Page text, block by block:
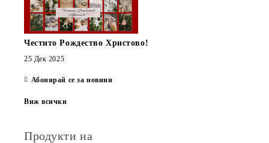
Честито Рождество Христово!
25 Дек 2025
Абонирай се за новини
Виж всички
Продукти на